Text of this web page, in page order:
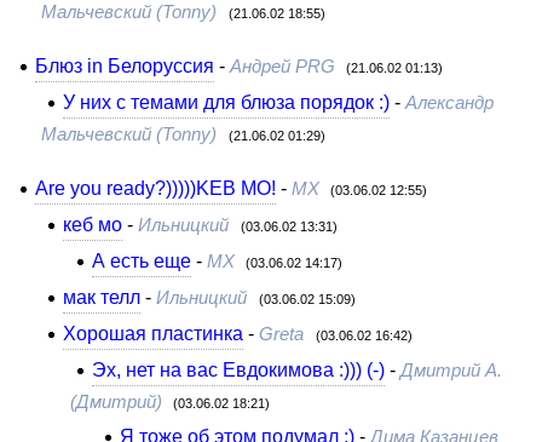
Мальчевский (Tonny)
(21.06.02 18:55)
Блюз in Белоруссия - Андрей PRG (21.06.02 01:13)
У них с темами для блюза порядок :) -Александр
Мальчевский (Tonny)
(21.06.02 01:29)
Are you ready?)))))KEB MO! - MX (03.06.02 12:55)
кеб мо -Ильницкий (03.06.02 13:31)
А есть еще- МХ (03.06.02 14:17)
мак телл -Ильницкий (03.06.02 15:09)
Хорошая пластинка -Greta (03.06.02 16:42)
Эх, нет на вас Евдокимова :))) (-)- Дмитрий A.
(Дмитрий)
(03.06.02 18:21)
Я тоже об этом подумал ;)- Дима Казанцев